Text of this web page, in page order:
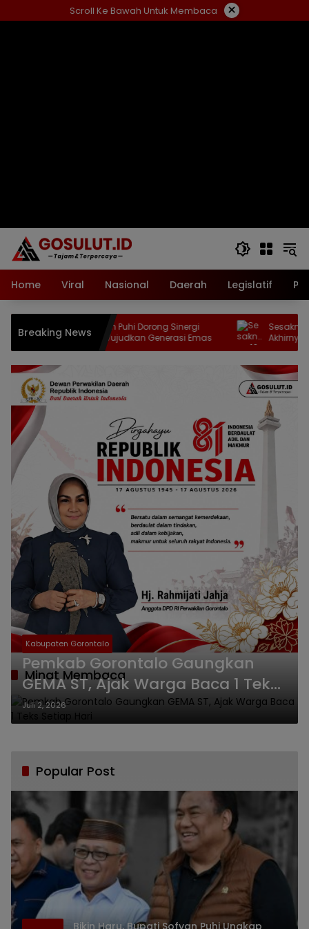
ke
Scroll Ke Bawah Untuk Membaca ×
Home Viral Nasional Daerah Legislatif
Breaking News
Maryam Sofyan Puhi Dorong Sinergi
Lintas Sektor Wujudkan Generasi Emas
Sesaknya 16
Akhirnya
Baznas Kabgor
Minat Membaca
Kabupaten Gorontalo
Pemkab Gorontalo Gaungkan
GEMA ST, Ajak Warga Baca 1 Teks
Setiap Hari
Juli 2, 2026
Popular Post